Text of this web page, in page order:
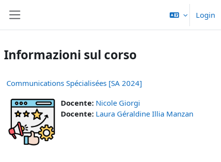
Login
Informazioni sul corso
Communications Spécialisées [SA 2024]
Docente: Nicole Giorgi
Docente: Laura Géraldine Illia Manzan